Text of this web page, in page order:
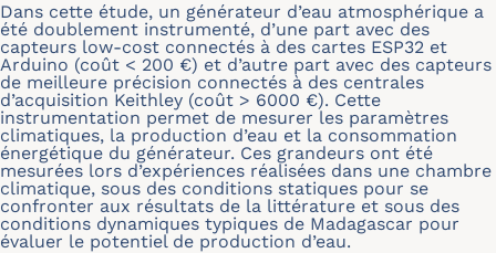
Dans cette étude, un générateur d’eau atmosphérique a
été doublement instrumenté, d’une part avec des
capteurs low-cost connectés à des cartes ESP32 et
Arduino (coût < 200 €) et d’autre part avec des capteurs
de meilleure précision connectés à des centrales
d’acquisition Keithley (coût > 6000 €). Cette
instrumentation permet de mesurer les paramètres
climatiques, la production d’eau et la consommation
énergétique du générateur. Ces grandeurs ont été
mesurées lors d’expériences réalisées dans une chambre
climatique, sous des conditions statiques pour se
confronter aux résultats de la littérature et sous des
conditions dynamiques typiques de Madagascar pour
évaluer le potentiel de production d’eau.